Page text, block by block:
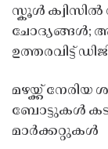
സ്കൂൾ
ചോദ്യങ്ങൾ;
ഉത്തരവിട്ട്
മഴയ്ക്ക്
ബോട്ടുകൾ
മാർക്കറ്റുകൾ